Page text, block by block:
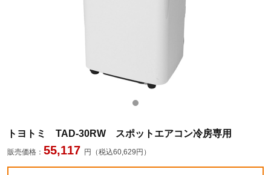
トヨトミ TAD-30RW スポットエアコン冷房専用
販売価格： 55,117 円（税込60,629円）